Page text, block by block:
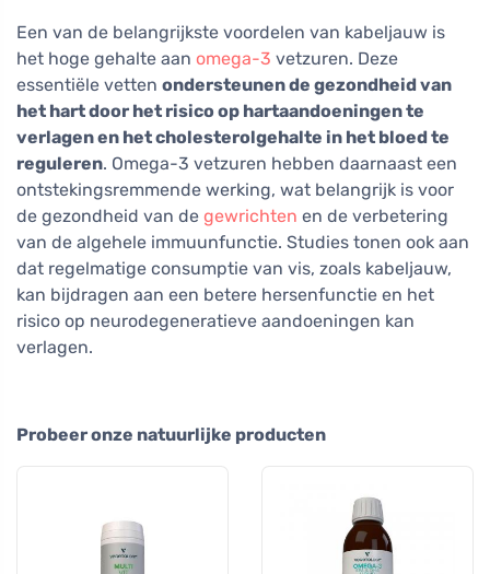
Een van de belangrijkste voordelen van kabeljauw is
het hoge gehalte aan omega-3 vetzuren. Deze
essentiële vetten ondersteunen de gezondheid van
het hart door het risico op hartaandoeningen te
verlagen en het cholesterolgehalte in het bloed te
reguleren. Omega-3 vetzuren hebben daarnaast een
ontstekingsremmende werking, wat belangrijk is voor
de gezondheid van de gewrichten en de verbetering
van de algehele immuunfunctie. Studies tonen ook aan
dat regelmatige consumptie van vis, zoals kabeljauw,
kan bijdragen aan een betere hersenfunctie en het
risico op neurodegeneratieve aandoeningen kan
verlagen.
Probeer onze natuurlijke producten